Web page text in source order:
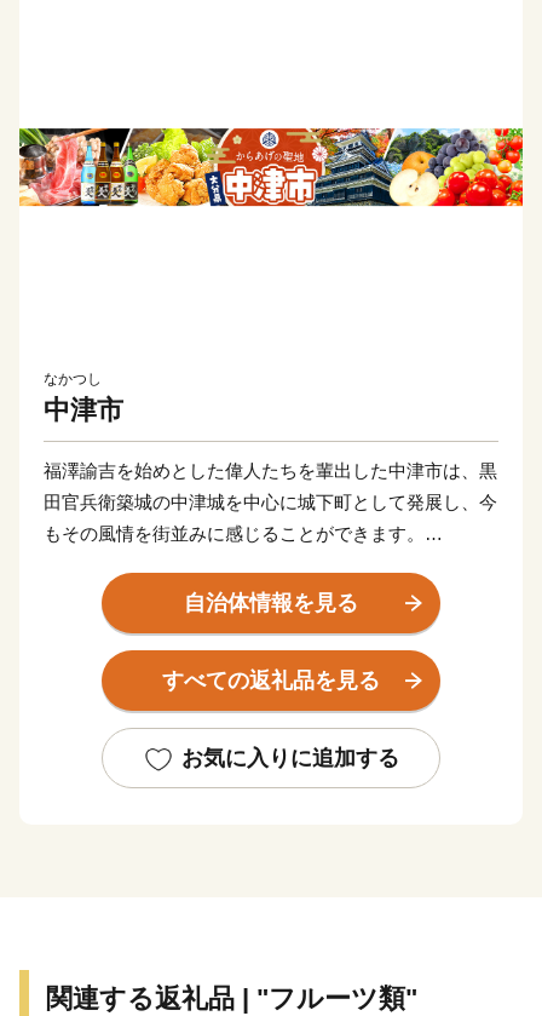
なかつし
中津市
福澤諭吉を始めとした偉人たちを輩出した中津市は、黒
田官兵衛築城の中津城を中心に城下町として発展し、今
もその風情を街並みに感じることができます。
自然が織り成す絶景は、圧巻です。
サイクリングロードなど、大自然を利用したアクティビ
ティも楽しめます。
もちろん、市内には温泉スポットも点在しており、‘お
グルメは、からあげの聖地「中津からあげ」、数々の海
の幸や山の幸などが自慢です。
自治体情報を見る
すべての返礼品を見る
お気に入りに追加する
関連する返礼品 | "フルーツ類"